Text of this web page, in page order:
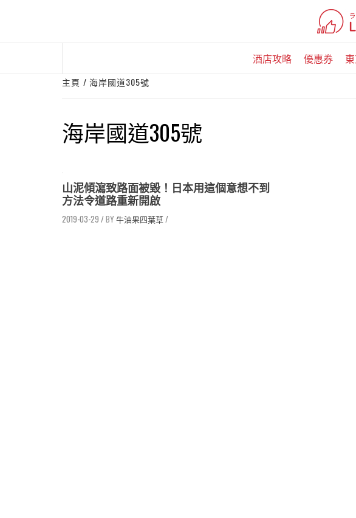
酒店攻略 優惠券
主頁 海岸國道305號
海岸國道305號
山泥傾瀉致路面被毀！日本用這個意想不到
方法令道路重新開啟
2019-03-29 / 牛油果四葉草/